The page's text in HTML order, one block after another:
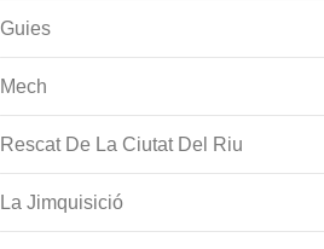
Guies
Mech
Rescat De La Ciutat Del Riu
La Jimquisició